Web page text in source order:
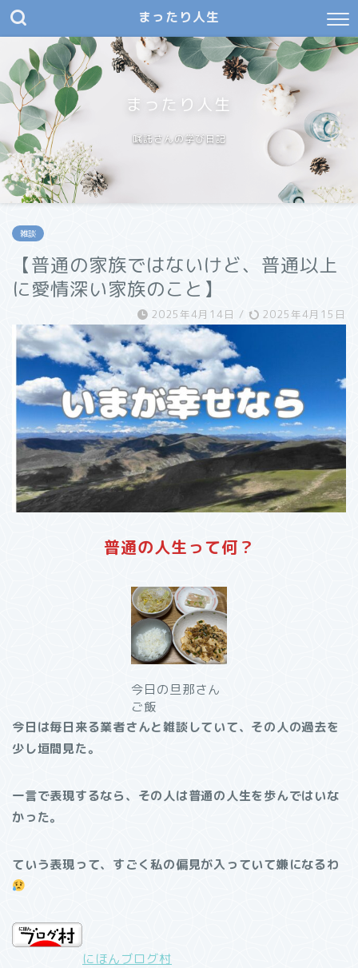
まったり人生
まったり人生
嘱託さんの学び日記
雑談
【普通の家族ではないけど、普通以上
に愛情深い家族のこと】
2025年4月14日 / 2025年4月15日
普通の人生って何？
今日の旦那さん
ご飯
今日は毎日来る業者さんと雑談していて、その人の過去を
少し垣間見た。
一言で表現するなら、その人は普通の人生を歩んではいな
かった。
ていう表現って、すごく私の偏見が入っていて嫌になるわ
にほんブログ村